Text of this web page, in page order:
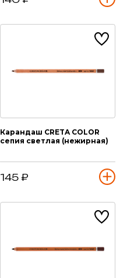
Карандаш CRETA COLOR
сепия светлая (нежирная)
145 ₽